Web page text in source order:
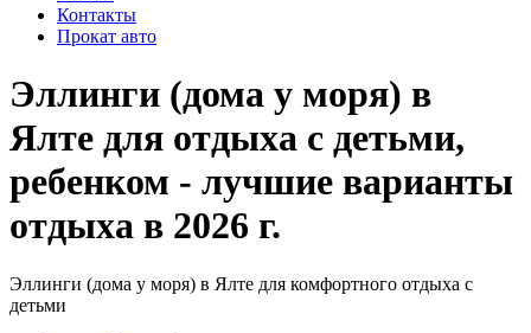
Контакты
Прокат авто
Эллинги (дома у моря) в
Ялте для отдыха с детьми,
ребенком - лучшие варианты
отдыха в 2026 г.
Эллинги (дома у моря) в Ялте для комфортного отдыха с
детьми